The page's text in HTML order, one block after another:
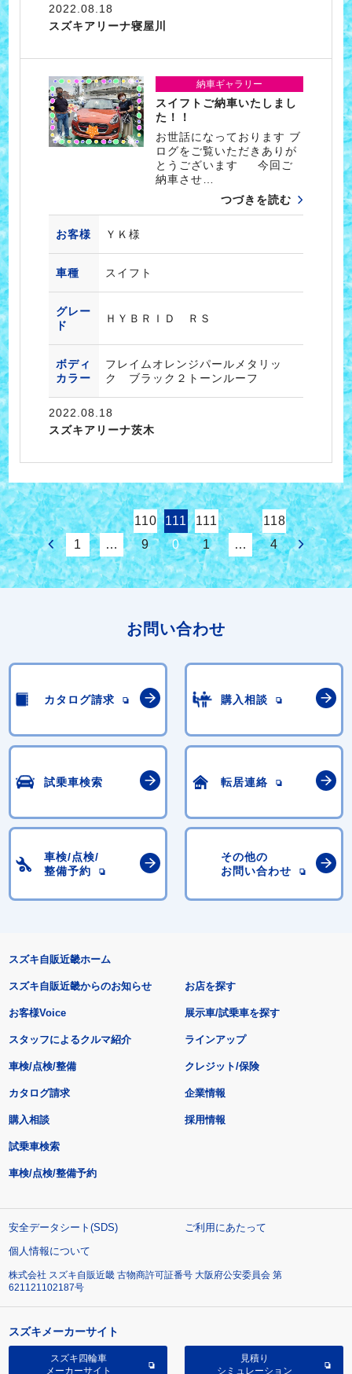
2022.08.18
スズキアリーナ寝屋川
納車ギャラリー
スイフトご納車いたしまし
た！！
お世話になっております ブ
ログをご覧いただきありが
とうございます 今回ご
納車させ…
つづきを読む
お客様 ＹＫ様
車種 スイフト
グレー
ド
ＨＹＢＲＩＤ ＲＳ
ボディ
カラー
フレイムオレンジパールメタリッ
ク ブラック２トーンルーフ
2022.08.18
スズキアリーナ茨木
1 …
110
9
111
0
111
1
…
118
4
お問い合わせ
カタログ請求 購入相談
試乗車検索 転居連絡
車検/点検/
整備予約
その他の
お問い合わせ
スズキ自販近畿ホーム
スズキ自販近畿からのお知らせ
お客様Voice
スタッフによるクルマ紹介
お店を探す
展示車/試乗車を探す
ラインアップ
車検/点検/整備 クレジット/保険
カタログ請求
購入相談
試乗車検索
車検/点検/整備予約
企業情報
採用情報
安全データシート(SDS)
ご利用にあたって
個人情報について
株式会社 スズキ自販近畿 古物商許可証番号 大阪府公安委員会 第
621121102187号
スズキメーカーサイト
スズキ四輪車
メーカーサイト
見積り
シミュレーション